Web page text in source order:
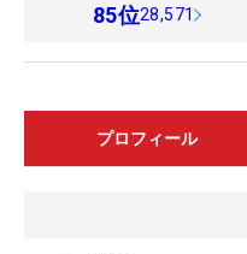
85位28,571
プロフィール